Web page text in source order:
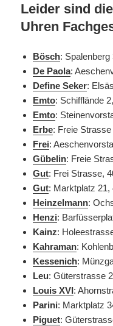
Leider sind
Uhren
Bösch: Spalenberg
De Paola:
Define Seker:
Emto: Schifflände
Emto:
Erbe: Freie
Frei:
Gübelin: Freie
Gut: Frei Strasse,
Gut: Marktplatz 21,
Heinzelmann:
Henzi:
Kainz:
Kahraman:
Kessenich:
Leu: Güterstrasse
Louis XVI :
Parini: Marktplatz
Piguet: